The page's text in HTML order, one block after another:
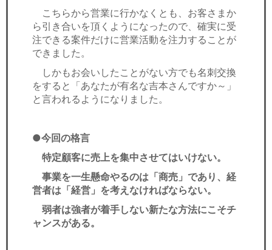
こちらから営業に行かなくとも、お客さまか
ら引き合いを頂くようになったので、確実に受
注できる案件だけに営業活動を注力することが
できました。
しかもお会いしたことがない方でも名刺交換
をすると「あなたが有名な吉本さんですか～」
と言われるようになりました。
●今回の格言
特定顧客に売上を集中させてはいけない。
事業を一生懸命やるのは「商売」であり、経
営者は「経営」を考えなければならない。
弱者は強者が着手しない新たな方法にこそチ
ャンスがある。